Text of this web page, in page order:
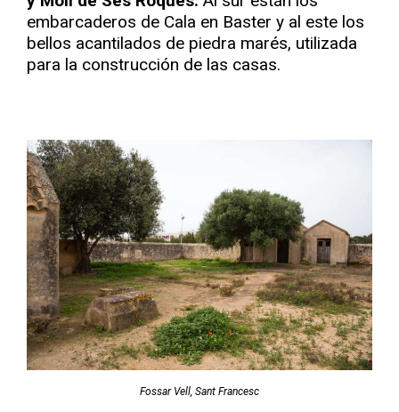
embarcaderos de Cala en Baster y al este los
bellos acantilados de piedra marés, utilizada
para la construcción de las casas.
Fossar Vell, Sant Francesc